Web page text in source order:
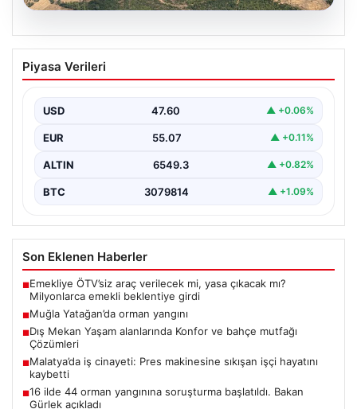
Muğla Yatağan’da orman yangını
Piyasa Verileri
USD 47.60 ▲ +0.06%
EUR 55.07 ▲ +0.11%
ALTIN 6549.3 ▲ +0.82%
BTC 3079814 ▲ +1.09%
Son Eklenen Haberler
■Emekliye ÖTV’siz araç verilecek mi, yasa çıkacak mı?
Milyonlarca emekli beklentiye girdi
■Muğla Yatağan’da orman yangını
■Dış Mekan Yaşam alanlarında Konfor ve bahçe mutfağı
Çözümleri
■Malatya’da iş cinayeti: Pres makinesine sıkışan işçi hayatını
kaybetti
■16 ilde 44 orman yangınına soruşturma başlatıldı. Bakan
Gürlek açıkladı